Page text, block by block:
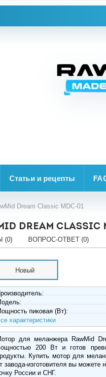
Статьи и рецепты
Dream Classic MDC-01
Dream Classic
(0) ВОПРОС-ОТВЕТ (0)
Новый
пиковая (Вт):
характеристики
для меланжера RawMid
200 Вт и готов
Купить мотор для
завода-изготовителя вы
России и СНГ.